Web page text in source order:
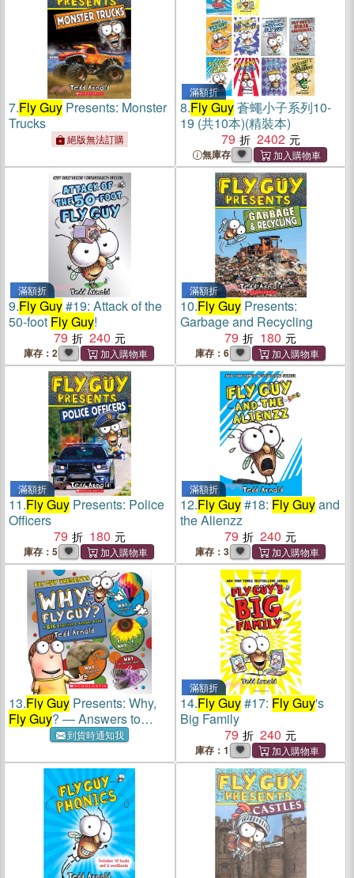
7.Fly Guy Presents: Monster
Trucks
絕版無法訂購
滿額折
8.Fly Guy蒼蠅小子系列10-
19 (共10本)(精裝本)
79
2402
無庫存
滿額折
9.Fly Guy#19: Attack of the
50-foot Fly Guy!
79
240
庫存：2
滿額折
10.Fly GuyPresents:
Garbage and Recycling
79
180
庫存：6
滿額折
11.Fly Guy Presents: Police
Officers
79
180
庫存：5
滿額折
12.Fly Guy#18: Fly Guyand
the Alienzz
79
240
庫存：3
13.Fly Guy Presents: Why,
Fly Guy? ― Answers to
Kids' Big Questions
到貨時通知我
滿額折
14.Fly Guy#17: Fly Guy's
Big Family
79
240
庫存：1